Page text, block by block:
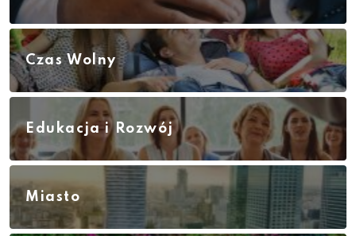
Czas Wolny
Edukacja i Rozwój
Miasto